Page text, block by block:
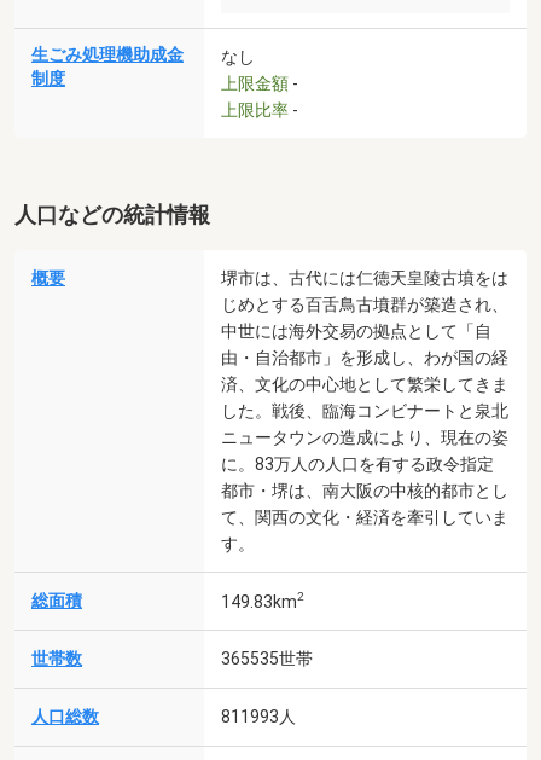
生ごみ処理機助成金
制度
なし
上限金額 -
上限比率 -
人口などの統計情報
概要
堺市は、古代には仁徳天皇陵古墳をは
じめとする百舌鳥古墳群が築造され、
中世には海外交易の拠点として「自
由・自治都市」を形成し、わが国の経
済、文化の中心地として繁栄してきま
した。戦後、臨海コンビナートと泉北
ニュータウンの造成により、現在の姿
に。83万人の人口を有する政令指定
都市・堺は、南大阪の中核的都市とし
て、関西の文化・経済を牽引していま
す。
総面積 149.83km2
世帯数 365535世帯
人口総数 811993人